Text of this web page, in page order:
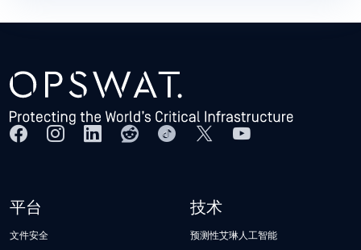
平台
文件安全
技术
预测性艾琳人工智能